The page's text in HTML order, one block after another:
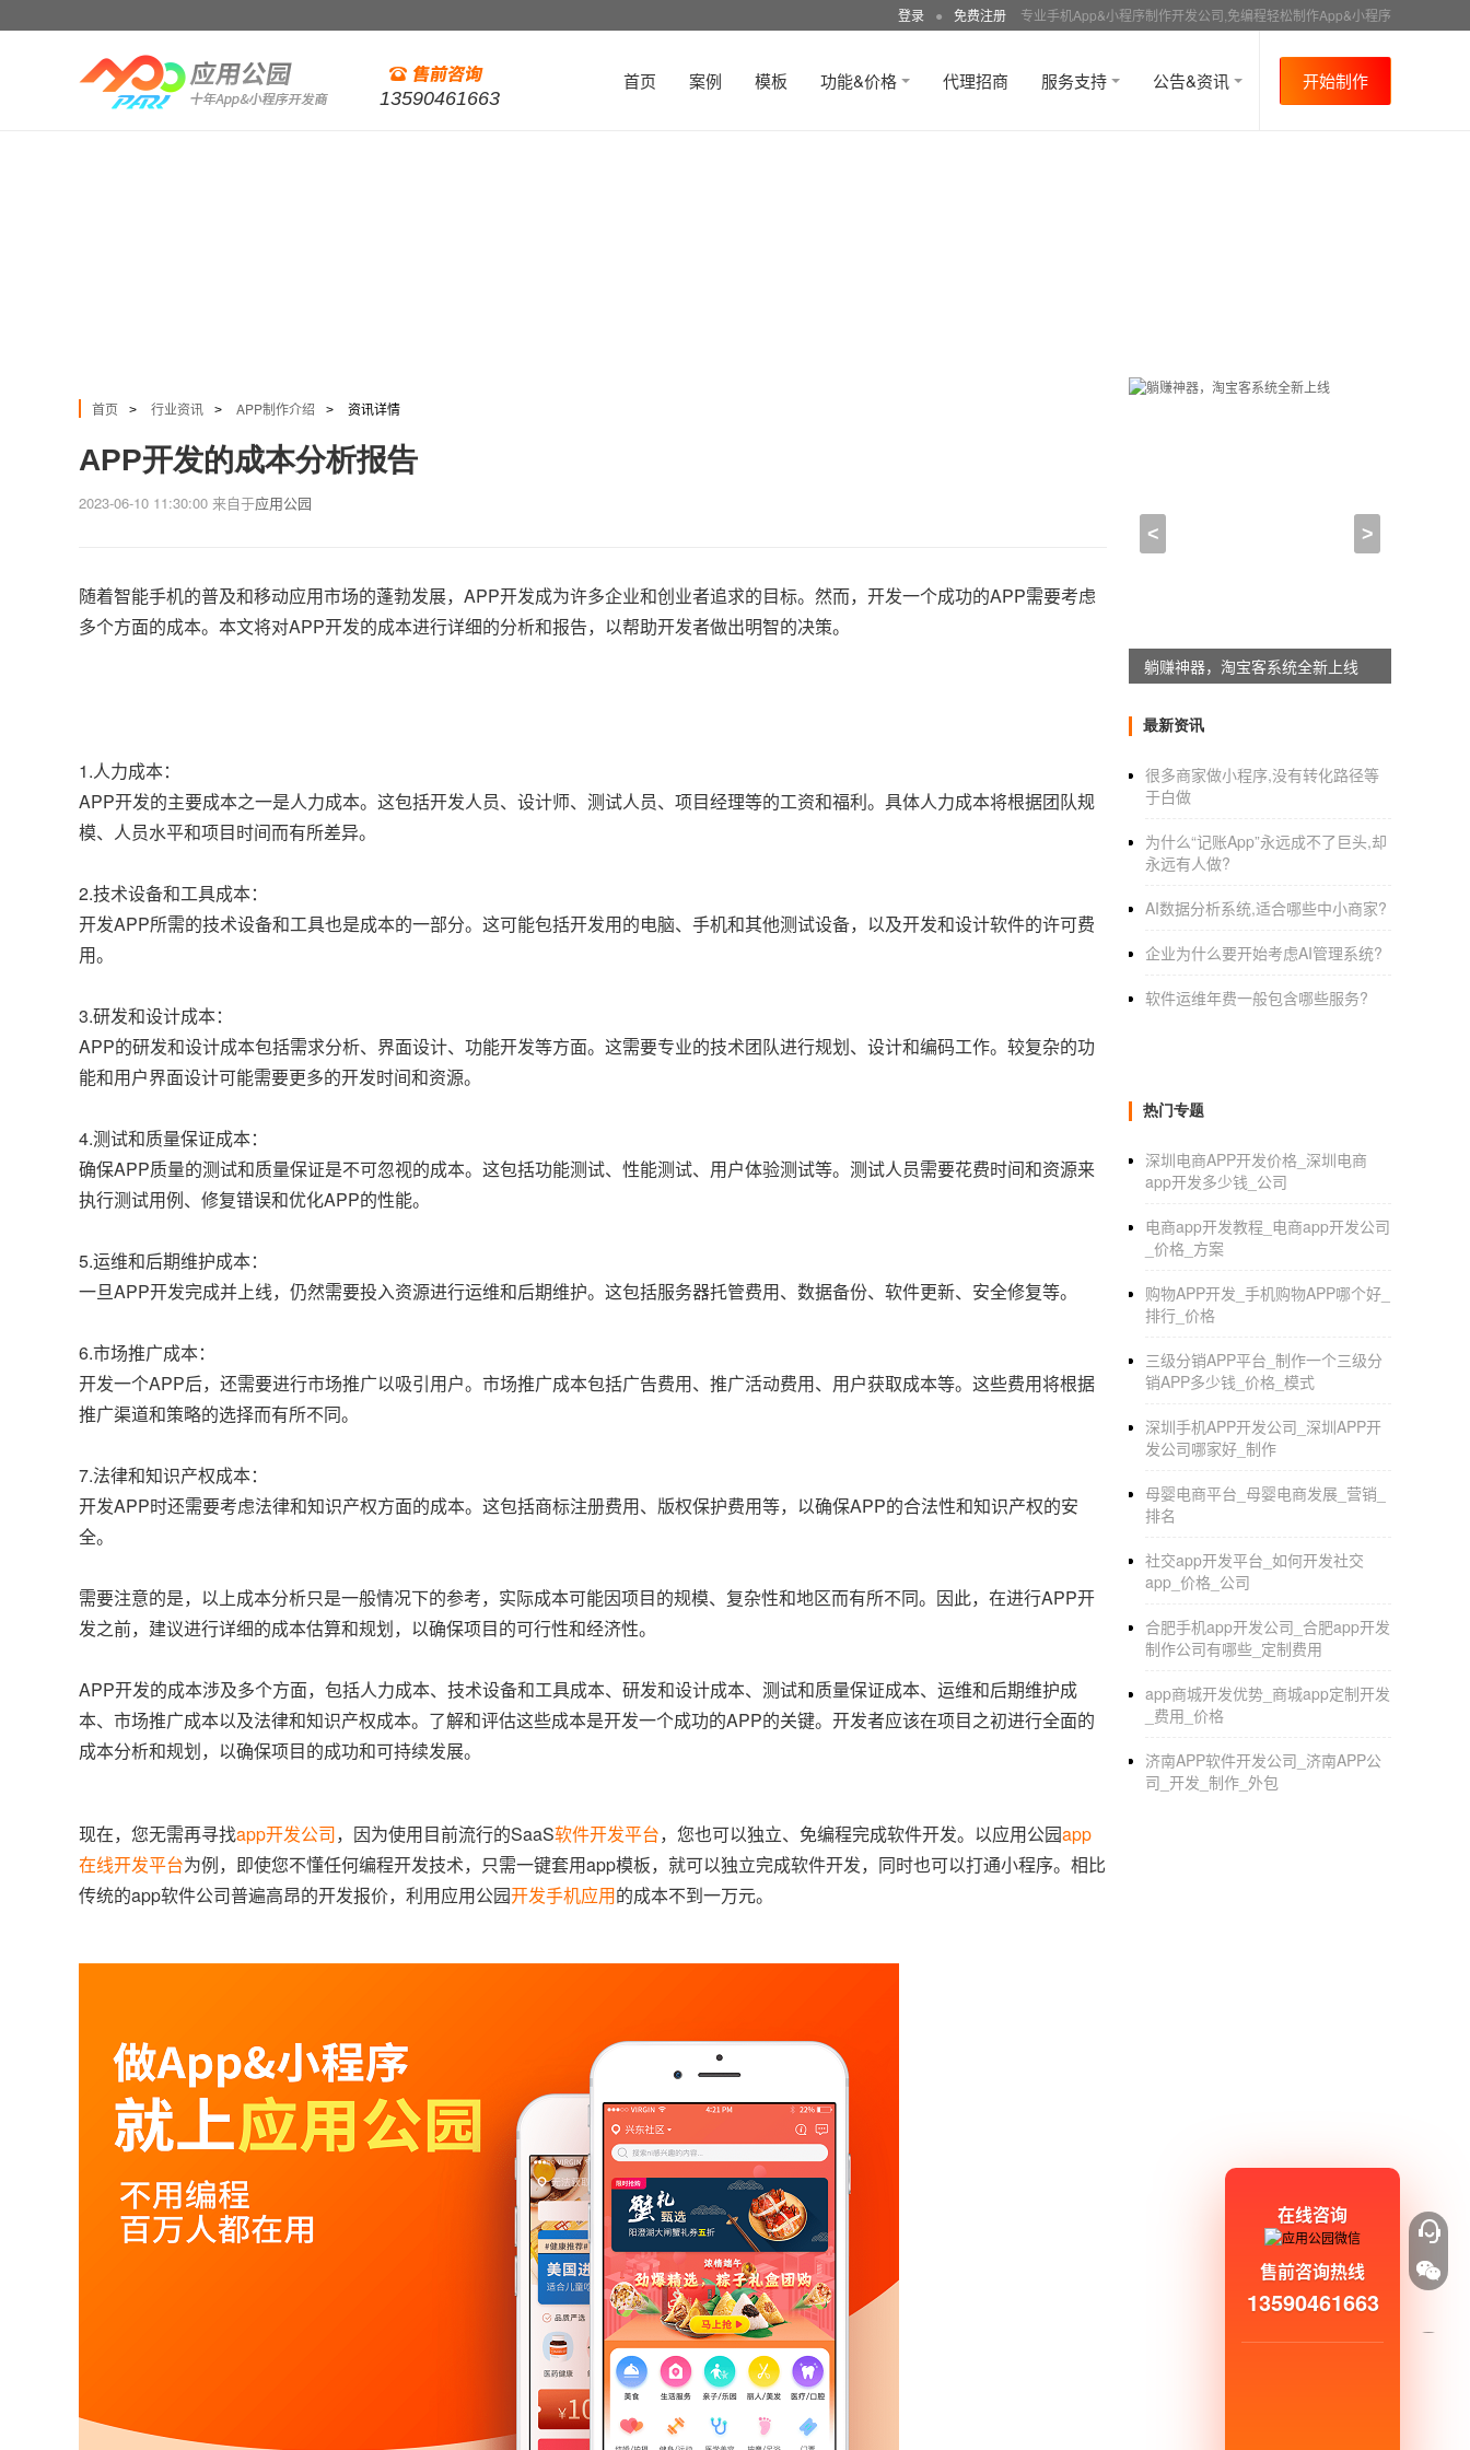
登录 ● 免费注册 专业手机App&小程序制作开发公司,免编程轻松制作App&小程序
13590461663
首页 案例 模板 功能&价格 代理招商 服务支持 公告&资讯 开始制作
首页 > 行业资讯 > APP制作介绍 > 资讯详情
APP开发的成本分析报告
2023-06-10 11:30:00 来自于应用公园
随着智能手机的普及和移动应用市场的蓬勃发展，APP开发成为许多企业和创业者追求的目标。然而，开发一个成功的APP需要考虑
多个方面的成本。本文将对APP开发的成本进行详细的分析和报告，以帮助开发者做出明智的决策。
1.人力成本：
APP开发的主要成本之一是人力成本。这包括开发人员、设计师、测试人员、项目经理等的工资和福利。具体人力成本将根据团队规
模、人员水平和项目时间而有所差异。
2.技术设备和工具成本：
开发APP所需的技术设备和工具也是成本的一部分。这可能包括开发用的电脑、手机和其他测试设备，以及开发和设计软件的许可费
用。
3.研发和设计成本：
APP的研发和设计成本包括需求分析、界面设计、功能开发等方面。这需要专业的技术团队进行规划、设计和编码工作。较复杂的功
能和用户界面设计可能需要更多的开发时间和资源。
4.测试和质量保证成本：
确保APP质量的测试和质量保证是不可忽视的成本。这包括功能测试、性能测试、用户体验测试等。测试人员需要花费时间和资源来
执行测试用例、修复错误和优化APP的性能。
5.运维和后期维护成本：
一旦APP开发完成并上线，仍然需要投入资源进行运维和后期维护。这包括服务器托管费用、数据备份、软件更新、安全修复等。
6.市场推广成本：
开发一个APP后，还需要进行市场推广以吸引用户。市场推广成本包括广告费用、推广活动费用、用户获取成本等。这些费用将根据
推广渠道和策略的选择而有所不同。
7.法律和知识产权成本：
开发APP时还需要考虑法律和知识产权方面的成本。这包括商标注册费用、版权保护费用等，以确保APP的合法性和知识产权的安
全。
需要注意的是，以上成本分析只是一般情况下的参考，实际成本可能因项目的规模、复杂性和地区而有所不同。因此，在进行APP开
发之前，建议进行详细的成本估算和规划，以确保项目的可行性和经济性。
APP开发的成本涉及多个方面，包括人力成本、技术设备和工具成本、研发和设计成本、测试和质量保证成本、运维和后期维护成
本、市场推广成本以及法律和知识产权成本。了解和评估这些成本是开发一个成功的APP的关键。开发者应该在项目之初进行全面的
成本分析和规划，以确保项目的成功和可持续发展。
现在，您无需再寻找app开发公司，因为使用目前流行的SaaS软件开发平台，您也可以独立、免编程完成软件开发。以应用公园app
在线开发平台为例，即使您不懂任何编程开发技术，只需一键套用app模板，就可以独立完成软件开发，同时也可以打通小程序。相比
传统的app软件公司普遍高昂的开发报价，利用应用公园开发手机应用的成本不到一万元。
< >
躺赚神器，淘宝客系统全新上线
最新资讯
很多商家做小程序,没有转化路径等
于白做
为什么“记账App”永远成不了巨头,却
永远有人做?
AI数据分析系统,适合哪些中小商家?
企业为什么要开始考虑AI管理系统?
软件运维年费一般包含哪些服务?
热门专题
深圳电商APP开发价格_深圳电商
app开发多少钱_公司
电商app开发教程_电商app开发公司
_价格_方案
购物APP开发_手机购物APP哪个好_
排行_价格
三级分销APP平台_制作一个三级分
销APP多少钱_价格_模式
深圳手机APP开发公司_深圳APP开
发公司哪家好_制作
母婴电商平台_母婴电商发展_营销_
排名
社交app开发平台_如何开发社交
app_价格_公司
合肥手机app开发公司_合肥app开发
制作公司有哪些_定制费用
app商城开发优势_商城app定制开发
_费用_价格
济南APP软件开发公司_济南APP公
司_开发_制作_外包
在线咨询
售前咨询热线
13590461663